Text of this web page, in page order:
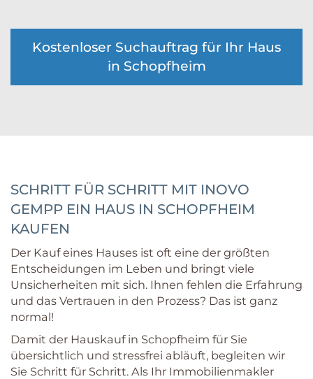
Kostenloser Suchauftrag für Ihr Haus
in Schopfheim
SCHRITT FÜR SCHRITT MIT INOVO
GEMPP EIN HAUS IN SCHOPFHEIM
KAUFEN
Der Kauf eines Hauses ist oft eine der größten
Entscheidungen im Leben und bringt viele
Unsicherheiten mit sich. Ihnen fehlen die Erfahrung
und das Vertrauen in den Prozess? Das ist ganz
normal!
Damit der Hauskauf in Schopfheim für Sie
übersichtlich und stressfrei abläuft, begleiten wir
Sie Schritt für Schritt. Als Ihr Immobilienmakler